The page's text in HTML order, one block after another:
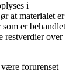
i
at materialet er
er behandlet
restverdier over
forurenset